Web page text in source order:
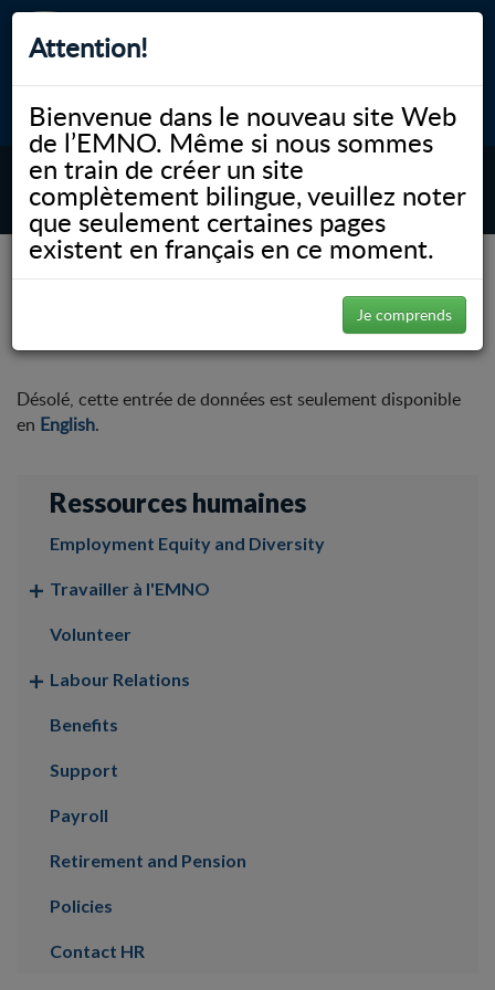
Attention!
Bienvenue dans le nouveau site Web
de l’EMNO. Même si nous sommes
en train de créer un site
complètement bilingue, veuillez noter
que seulement certaines pages
existent en français en ce moment.
Je comprends
myNOSM Accessibilité A- A+ English
MENU
NOSM.ca À propos de l’Université de l’EMNO
Bureaux administratifs
Désolé, cette entrée de données est seulement disponible
en English.
Ressources humaines
Employment Equity and Diversity
Travailler à l'EMNO
Volunteer
Labour Relations
Benefits
Support
Payroll
Retirement and Pension
Policies
Contact HR